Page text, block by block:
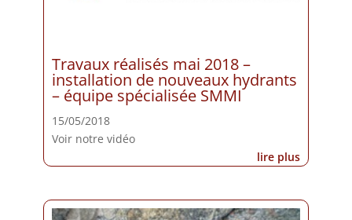
Travaux réalisés mai 2018 –
installation de nouveaux hydrants
– équipe spécialisée SMMI
15/05/2018
Voir notre vidéo
lire plus